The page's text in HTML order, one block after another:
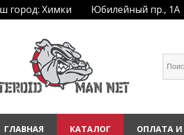
город: Химки Юбилейный пр., 1А
ГЛАВНАЯ КАТАЛОГ ОПЛАТА